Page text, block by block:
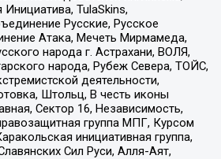
TulaSkins,
Русские, Русское
Атака, Мечеть Мирмамеда,
народа г. Астрахани, ВОЛЯ,
народа, Рубеж Севера, ТОЙС,
деятельности,
Штольц, В честь иконы
Сектор 16, Независимость,
группа МПГ, Курсом
инициативная группа,
Сил Руси, Алля-Аят,